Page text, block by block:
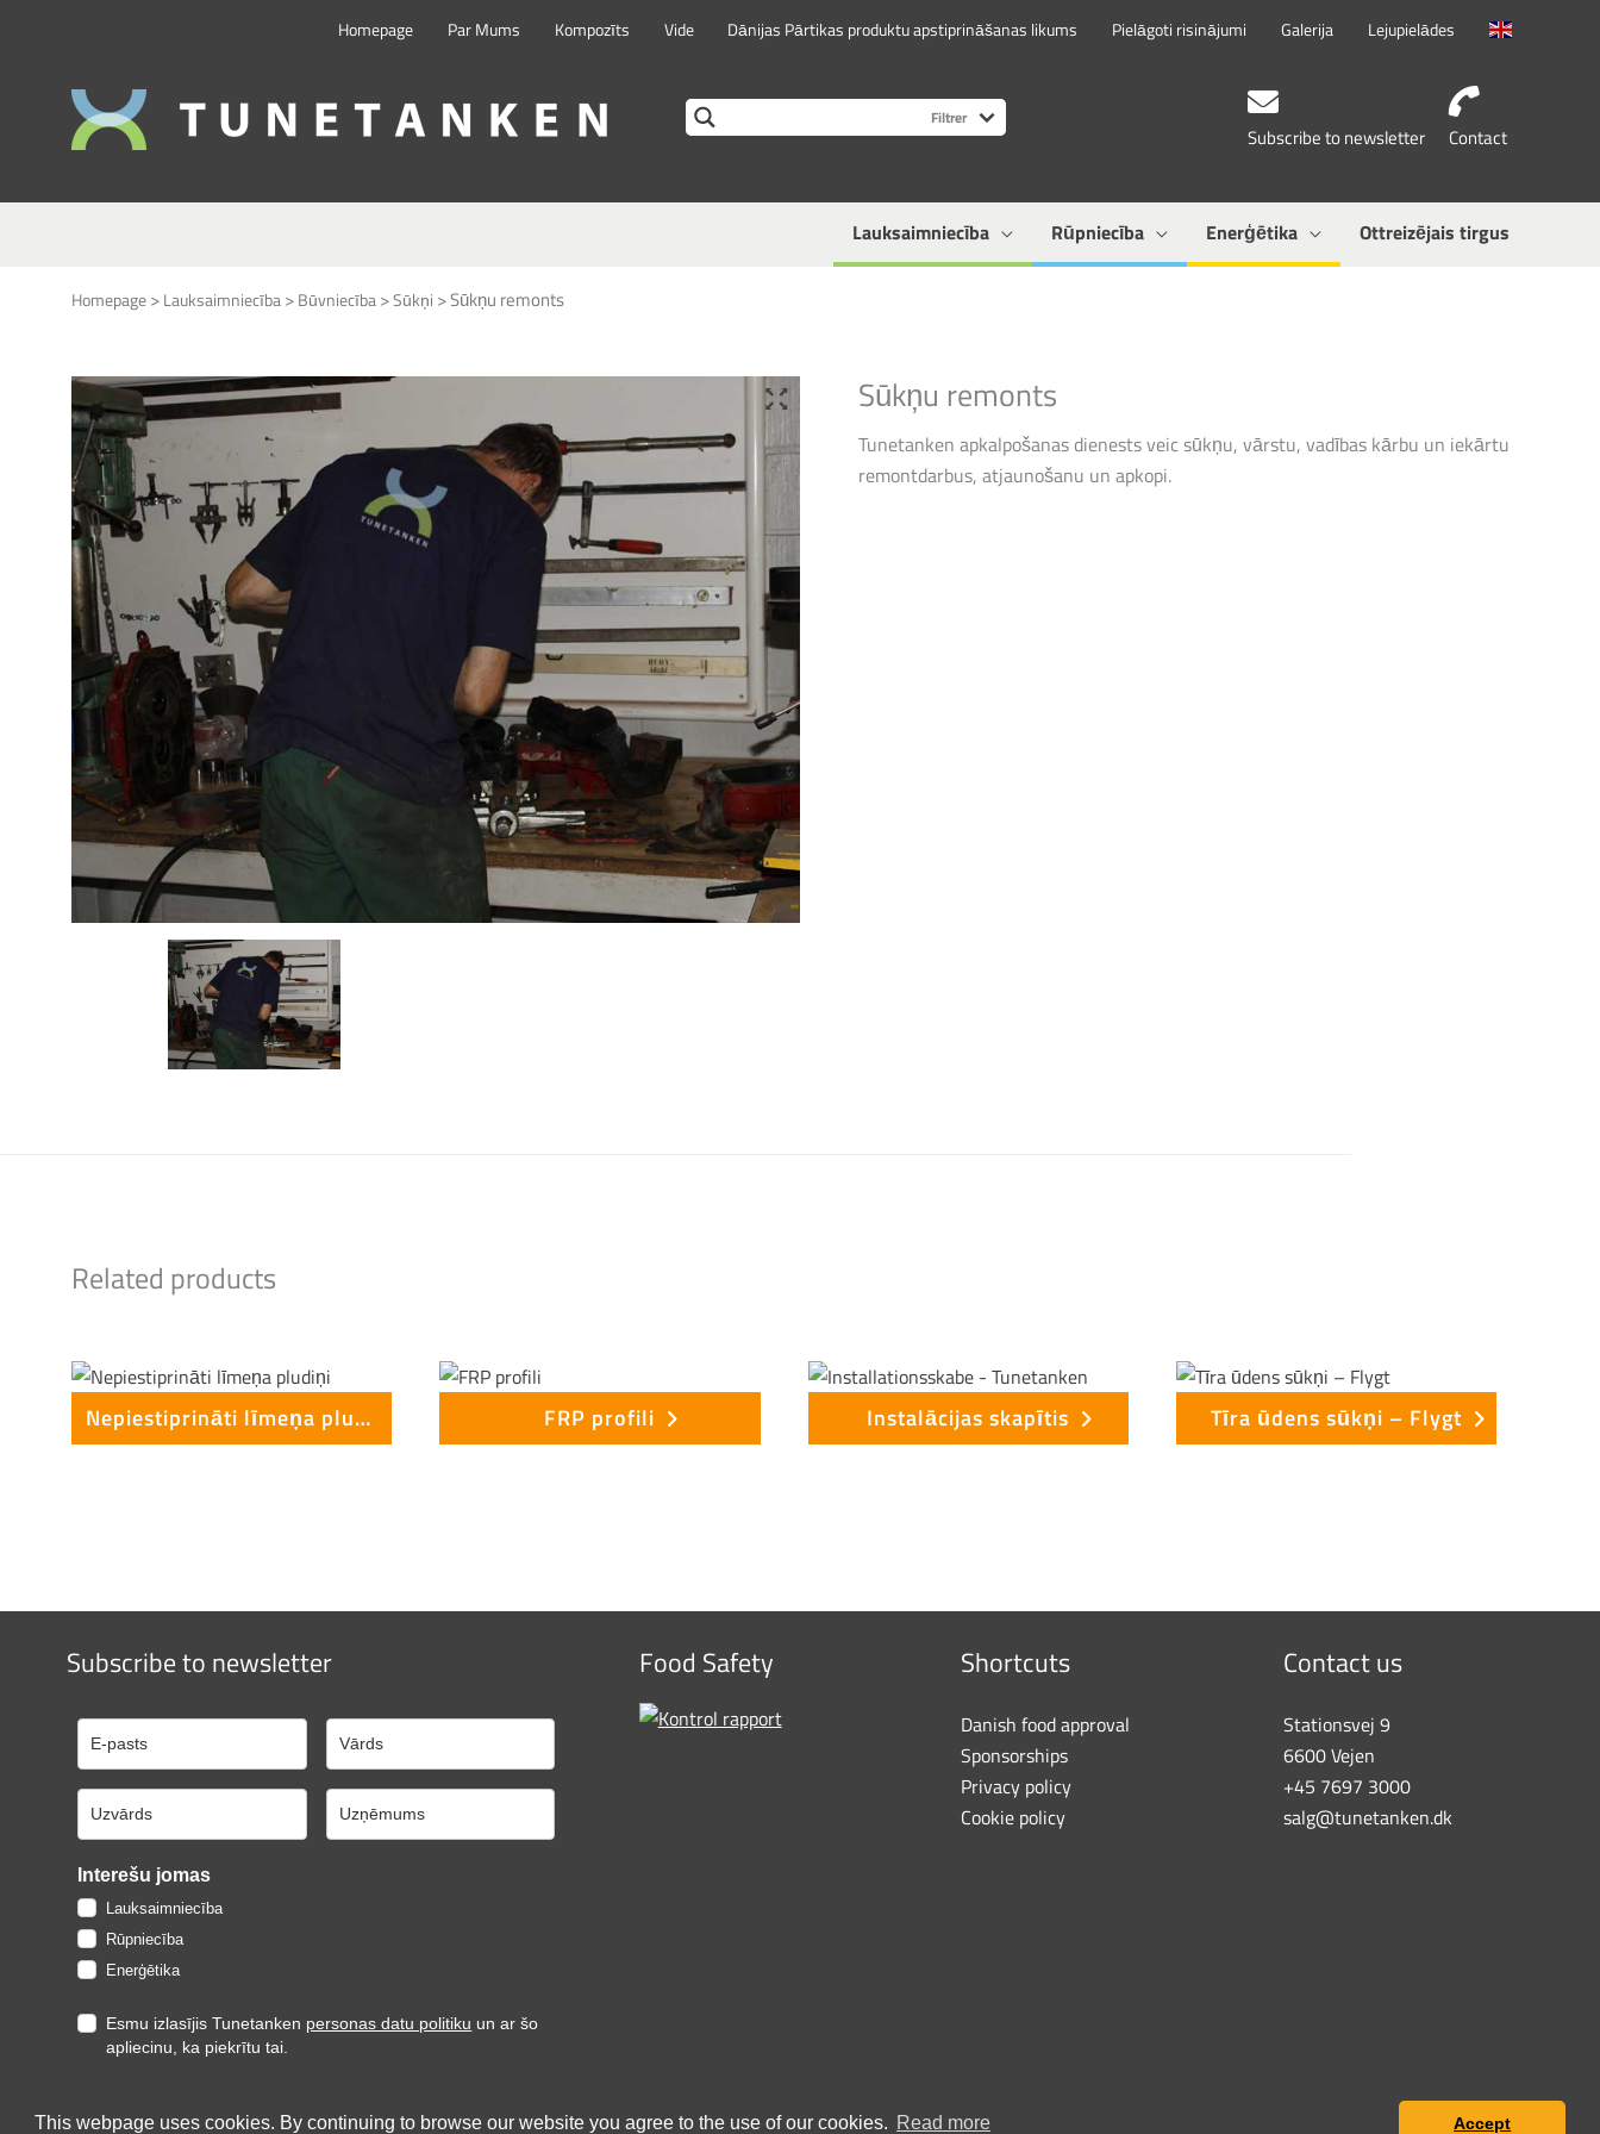
This webpage uses cookies. By continuing to browse our website you agree to the use of our cookies. Read more Accept
Homepage Par Mums Kompozīts Vide Dānijas Pārtikas produktu apstiprināšanas likums Pielāgoti risinājumi Galerija Lejupielādes
Subscribe to newsletter Contact
Lauksaimniecība Rūpniecība Enerģētika Ottreizējais tirgus
Homepage > Lauksaimniecība > Būvniecība >Sūkņi >Sūkņu remonts
Sūkņu remonts
Tunetanken apkalpošanas dienests veic sūkņu, vārstu, vadības kārbu un iekārtu
remontdarbus, atjaunošanu un apkopi.
Related products
Nepiestiprināti līmeņa pludiņi FRP profili Instalācijas skapītis Tīra ūdens sūkņi – Flygt
Subscribe to newsletter
Interešu jomas
Lauksaimniecība
Rūpniecība
Enerģētika
Esmu izlasījis Tunetanken personas datu politiku un ar šo
apliecinu, ka piekrītu tai.
Food Safety Shortcuts
Danish food approval
Sponsorships
Privacy policy
Cookie policy
Contact us
Stationsvej 9
6600 Vejen
+45 7697 3000
salg@tunetanken.dk